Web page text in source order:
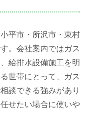
平市・所沢市・東村
。会社案内ではガス
給排水設備施工を明
世帯にとって、ガス
談できる強みがあり
せたい場合に使いや